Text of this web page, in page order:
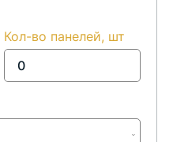
Кол-во панелей, шт